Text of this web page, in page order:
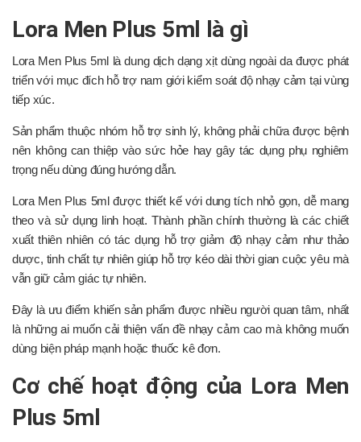
Lora Men Plus 5ml là gì
Lora Men Plus 5ml là dung dịch dạng xịt dùng ngoài da được phát
triển với mục đích hỗ trợ nam giới kiểm soát độ nhạy cảm tại vùng
tiếp xúc.
Sản phẩm thuộc nhóm hỗ trợ sinh lý, không phải chữa được bệnh
nên không can thiệp vào sức hỏe hay gây tác dụng phụ nghiêm
trọng nếu dùng đúng hướng dẫn.
Lora Men Plus 5ml được thiết kế với dung tích nhỏ gọn, dễ mang
theo và sử dụng linh hoạt. Thành phần chính thường là các chiết
xuất thiên nhiên có tác dụng hỗ trợ giảm độ nhạy cảm như thảo
dược, tinh chất tự nhiên giúp hỗ trợ kéo dài thời gian cuộc yêu mà
vẫn giữ cảm giác tự nhiên.
Đây là ưu điểm khiến sản phẩm được nhiều người quan tâm, nhất
là những ai muốn cải thiện vấn đề nhạy cảm cao mà không muốn
dùng biện pháp mạnh hoặc thuốc kê đơn.
Cơ chế hoạt động của Lora Men
Plus 5ml